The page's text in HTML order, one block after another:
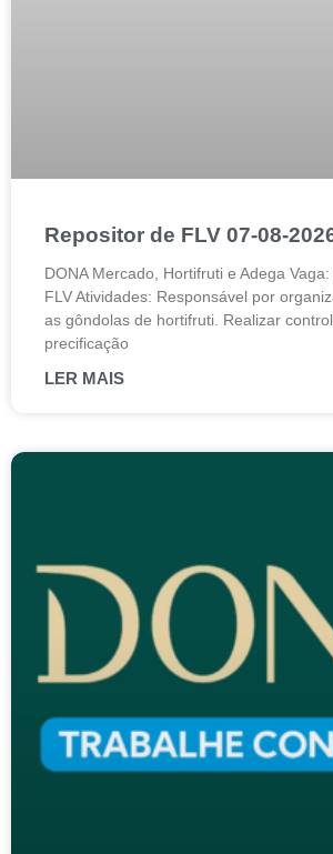
Repositor de FLV 07-08-
DONA Mercado, Hortifruti e Adega
FLV Atividades: Responsável por
as gôndolas de hortifruti. Realizar
precificação
LER MAIS